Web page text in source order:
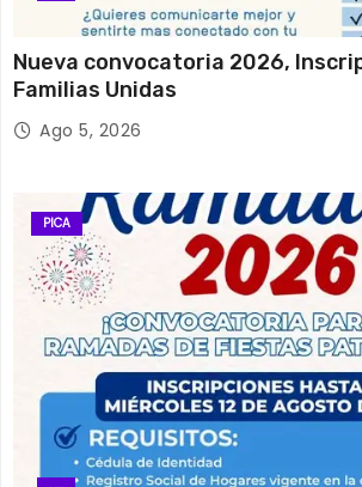
Nueva convocatoria 2026,
Familias Unidas
Ago 5, 2026
PICA